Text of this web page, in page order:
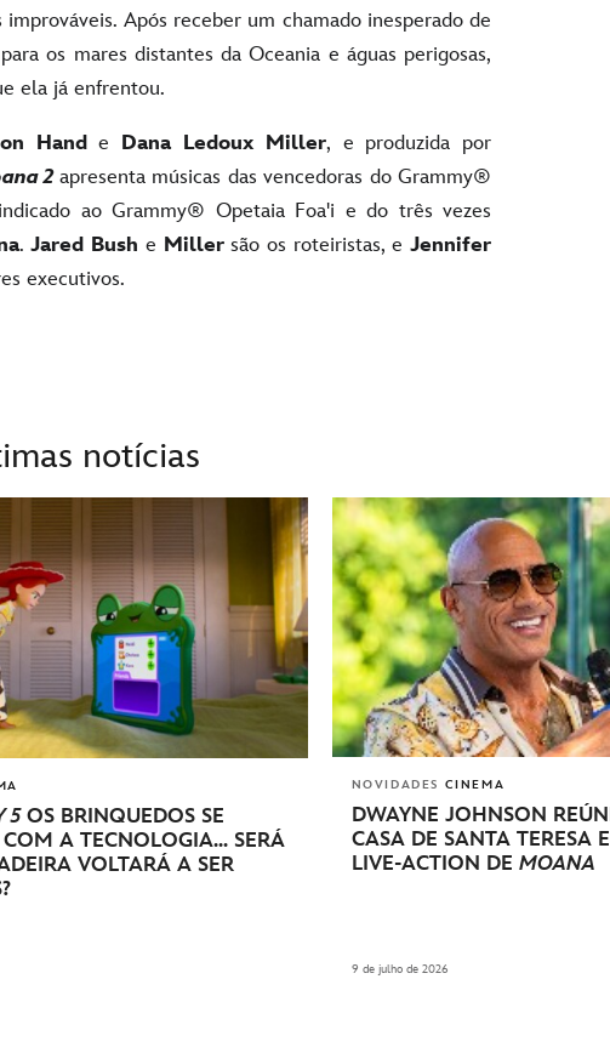
Após receber um chamado inesperado de
os mares distantes da Oceania e águas perigosas,
ela já enfrentou.
Hande Dana Ledoux Miller, e produzida por
2apresenta músicas das vencedoras do Grammy®
ao Grammy® Opetaia Foa'i e do três vezes
.Jared Bush e Millersão os roteiristas, eJennifer
executivos.
notícias
5OS BRINQUEDOS SE
A TECNOLOGIA... SERÁ
VOLTARÁ A SER
NOVIDADES CINEMA
DWAYNE JOHNSON
CASA DE SANTA TERESA
LIVE-ACTION DE MOANA
9 de julho de 2026